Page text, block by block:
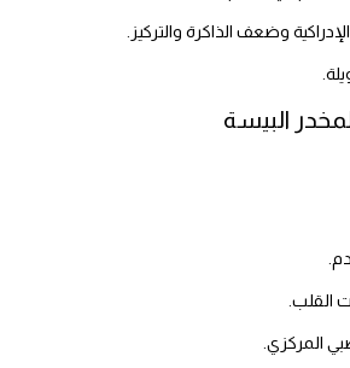
وضعف الذاكرة والتركيز.
البيسة
القلب.
المركزي.